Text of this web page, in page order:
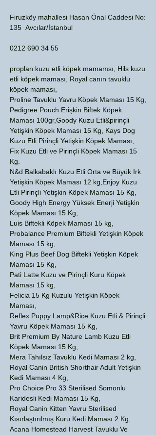
Firuzköy mahallesi Hasan Önal Caddesi No:
135 Avcılar/İstanbul
0212 690 34 55
proplan kuzu etli köpek mamamsı, Hils kuzu
etli köpek maması, Royal canın tavuklu
köpek maması,
Proline Tavuklu Yavru Köpek Maması 15 Kg,
Pedigree Pouch Erişkin Biftek Köpek
Maması 100gr,Goody Kuzu Etli&pirinçli
Yetişkin Köpek Maması 15 Kg, Kays Dog
Kuzu Etli Pirinçli Yetişkin Köpek Maması,
Fix Kuzu Etli ve Pirinçli Köpek Maması 15
Kg.
N&d Balkabaklı Kuzu Etli Orta ve Büyük Irk
Yetişkin Köpek Maması 12 kg,Enjoy Kuzu
Etli Pirinçli Yetişkin Köpek Maması 15 Kg,
Goody High Energy Yüksek Enerji Yetişkin
Köpek Maması 15 Kg,
Luis Biftekli Köpek Maması 15 kg,
Probalance Premium Biftekli Yetişkin Köpek
Maması 15 kg,
King Plus Beef Dog Biftekli Yetişkin Köpek
Maması 15 Kg,
Pati Latte Kuzu ve Pirinçli Kuru Köpek
Maması 15 kg,
Felicia 15 Kg Kuzulu Yetişkin Köpek
Maması,
Reflex Puppy Lamp&Rice Kuzu Etli & Pirinçli
Yavru Köpek Maması 15 Kg,
Brit Premium By Nature Lamb Kuzu Etli
Köpek Maması 15 Kg,
Mera Tahılsız Tavuklu Kedi Maması 2 kg,
Royal Canin British Shorthair Adult Yetişkin
Kedi Maması 4 Kg,
Pro Choice Pro 33 Sterilised Somonlu
Karidesli Kedi Maması 15 Kg,
Royal Canin Kitten Yavru Sterilised
Kısırlaştırılmış Kuru Kedi Maması 2 Kg,
Acana Homestead Harvest Tavuklu Ve